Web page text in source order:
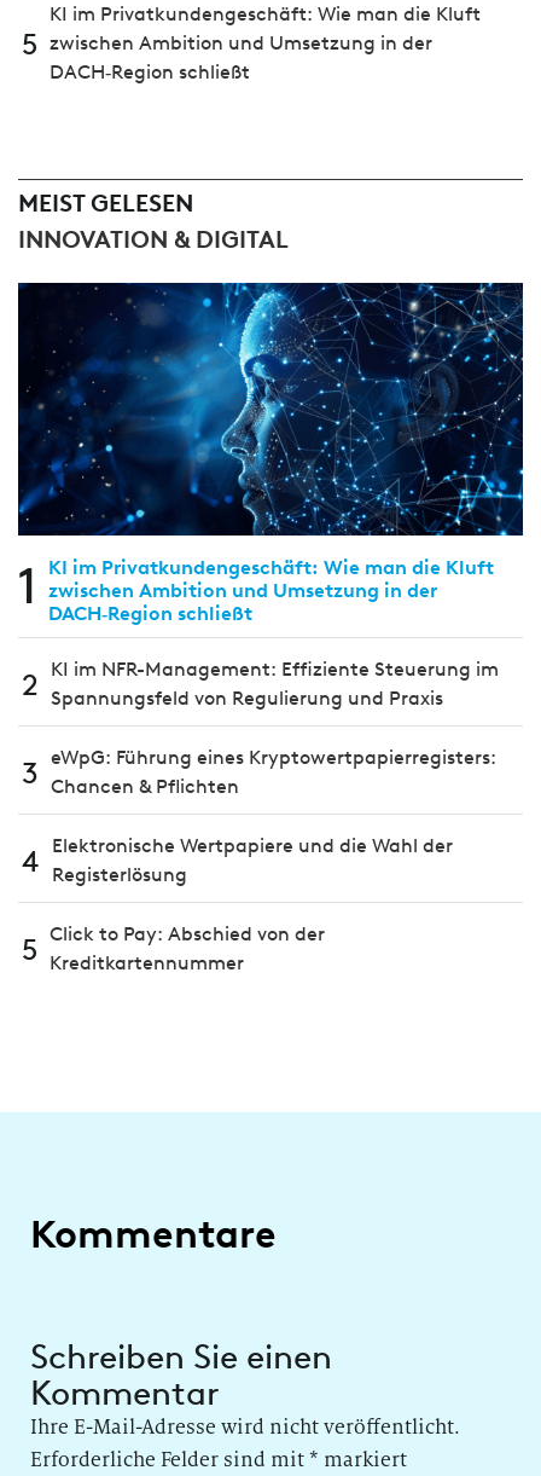
5
KI im Privatkundengeschäft: Wie man die Kluft
zwischen Ambition und Umsetzung in der
DACH‑Region schließt
MEIST GELESEN
INNOVATION & DIGITAL
1
KI im Privatkundengeschäft: Wie man die Kluft
zwischen Ambition und Umsetzung in der
DACH‑Region schließt
2
KI im NFR-Management: Effiziente Steuerung im
Spannungsfeld von Regulierung und Praxis
3 eWpG: Führung eines Kryptowertpapierregisters:
Chancen & Pflichten
4
Elektronische Wertpapiere und die Wahl der
Registerlösung
5 Click to Pay: Abschied von der
Kreditkartennummer
Kommentare
Schreiben Sie einen
Kommentar
Ihre E-Mail-Adresse wird nicht veröffentlicht.
Erforderliche Felder sind mit* markiert